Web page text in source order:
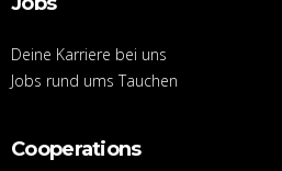
Deine Karriere bei uns
Jobs rund ums Tauchen
Cooperations